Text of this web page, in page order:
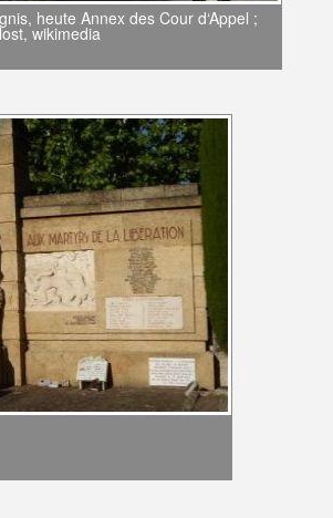
heute Annex des Cour d‘Appel ;
wikimedia